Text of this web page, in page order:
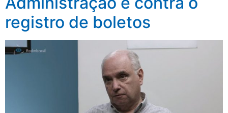
registro de boletos